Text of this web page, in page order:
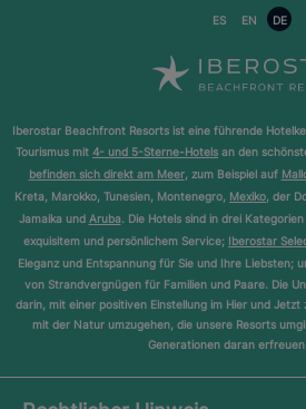
ES EN DE
Iberostar Beachfront Resorts ist eine führende
Tourismus mit 4- und 5-Sterne-Hotels an den
befinden sich direkt am Meer, zum Beispiel auf
Kreta, Marokko, Tunesien, Montenegro, Mexiko, der
Jamaika und Aruba. Die Hotels sind in drei
exquisitem und persönlichem Service; Iberostar
Eleganz und Entspannung für Sie und Ihre Liebsten;
von Strandvergnügen für Familien und Paare. Die
darin, mit einer positiven Einstellung im Hier und Jetzt
mit der Natur umzugehen, die unsere Resorts
Generationen daran erfreuen